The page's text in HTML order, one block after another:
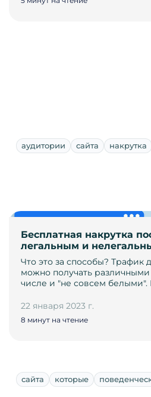
аудитории сайта накрутка
Бесплатная накрутка
легальным и
Что это за способы? Трафик
можно получать
числе и "не совсем белыми".
22 января 2023 г.
8 минут на чтение
сайта которые